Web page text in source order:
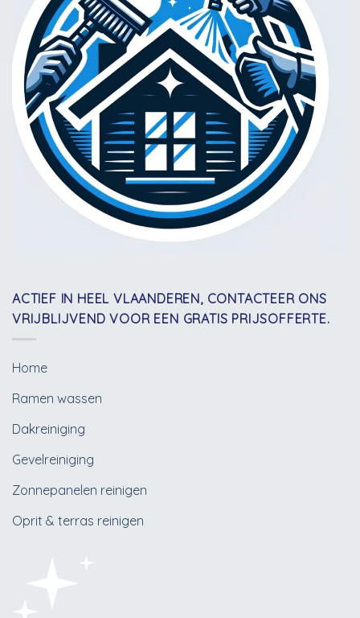
ACTIEF IN HEEL VLAANDEREN, CONTACTEER ONS
VRIJBLIJVEND VOOR EEN GRATIS PRIJSOFFERTE.
Home
Ramen wassen
Dakreiniging
Gevelreiniging
Zonnepanelen reinigen
Oprit & terras reinigen